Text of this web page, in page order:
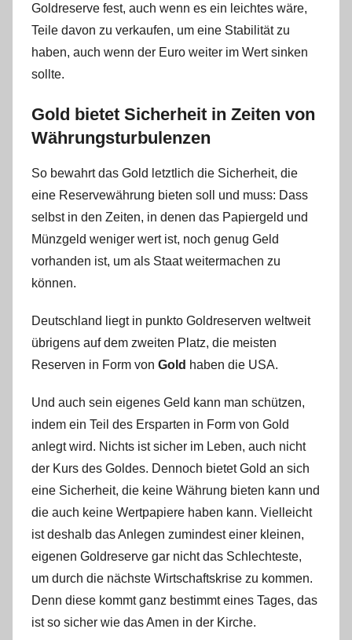
Goldreserve fest, auch wenn es ein leichtes wäre,
Teile davon zu verkaufen, um eine Stabilität zu
haben, auch wenn der Euro weiter im Wert sinken
sollte.
Gold bietet Sicherheit in Zeiten von
Währungsturbulenzen
So bewahrt das Gold letztlich die Sicherheit, die
eine Reservewährung bieten soll und muss: Dass
selbst in den Zeiten, in denen das Papiergeld und
Münzgeld weniger wert ist, noch genug Geld
vorhanden ist, um als Staat weitermachen zu
können.
Deutschland liegt in punkto Goldreserven weltweit
übrigens auf dem zweiten Platz, die meisten
Reserven in Form von Gold haben die USA.
Und auch sein eigenes Geld kann man schützen,
indem ein Teil des Ersparten in Form von Gold
anlegt wird. Nichts ist sicher im Leben, auch nicht
der Kurs des Goldes. Dennoch bietet Gold an sich
eine Sicherheit, die keine Währung bieten kann und
die auch keine Wertpapiere haben kann. Vielleicht
ist deshalb das Anlegen zumindest einer kleinen,
eigenen Goldreserve gar nicht das Schlechteste,
um durch die nächste Wirtschaftskrise zu kommen.
Denn diese kommt ganz bestimmt eines Tages, das
ist so sicher wie das Amen in der Kirche.